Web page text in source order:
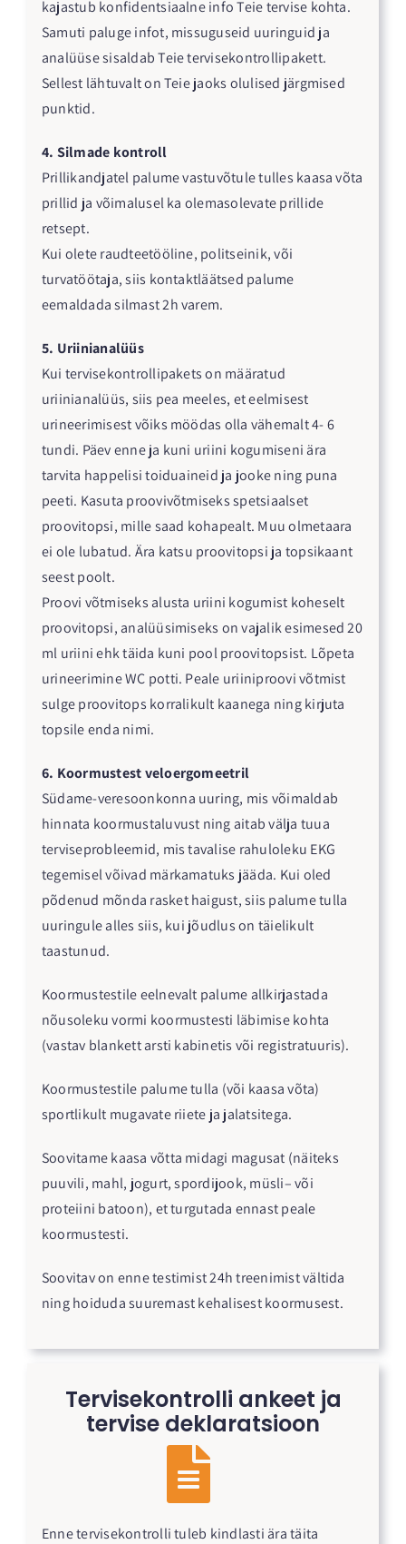
kajastub konfidentsiaalne info Teie tervise kohta.
Samuti paluge infot, missuguseid uuringuid ja
analüüse sisaldab Teie tervisekontrollipakett.
Sellest lähtuvalt on Teie jaoks olulised järgmised
punktid.
4. Silmade kontroll
Prillikandjatel palume vastuvõtule tulles kaasa võta
prillid ja võimalusel ka olemasolevate prillide
retsept.
Kui olete raudteetööline, politseinik, või
turvatöötaja, siis kontaktläätsed palume
eemaldada silmast 2h varem.
5. Uriinianalüüs
Kui tervisekontrollipakets on määratud
uriinianalüüs, siis pea meeles, et eelmisest
urineerimisest võiks möödas olla vähemalt 4- 6
tundi. Päev enne ja kuni uriini kogumiseni ära
tarvita happelisi toiduaineid ja jooke ning puna
peeti. Kasuta proovivõtmiseks spetsiaalset
proovitopsi, mille saad kohapealt. Muu olmetaara
ei ole lubatud. Ära katsu proovitopsi ja topsikaant
seest poolt.
Proovi võtmiseks alusta uriini kogumist koheselt
proovitopsi, analüüsimiseks on vajalik esimesed 20
ml uriini ehk täida kuni pool proovitopsist. Lõpeta
urineerimine WC potti. Peale uriiniproovi võtmist
sulge proovitops korralikult kaanega ning kirjuta
topsile enda nimi.
6. Koormustest veloergomeetril
Südame-veresoonkonna uuring, mis võimaldab
hinnata koormustaluvust ning aitab välja tuua
terviseprobleemid, mis tavalise rahuloleku EKG
tegemisel võivad märkamatuks jääda. Kui oled
põdenud mõnda rasket haigust, siis palume tulla
uuringule alles siis, kui jõudlus on täielikult
taastunud.
Koormustestile eelnevalt palume allkirjastada
nõusoleku vormi koormustesti läbimise kohta
(vastav blankett arsti kabinetis või registratuuris).
Koormustestile palume tulla (või kaasa võta)
sportlikult mugavate riiete ja jalatsitega.
Soovitame kaasa võtta midagi magusat (näiteks
puuvili, mahl, jogurt, spordijook, müsli– või
proteiini batoon), et turgutada ennast peale
koormustesti.
Soovitav on enne testimist 24h treenimist vältida
ning hoiduda suuremast kehalisest koormusest.
Tervisekontrolli ankeet ja
tervise deklaratsioon
Enne tervisekontrolli tuleb kindlasti ära täita